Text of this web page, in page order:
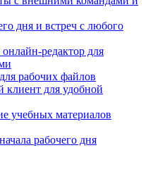
дня и встреч с любого
редактор для
рабочих файлов
для удобной
учебных материалов
рабочего дня